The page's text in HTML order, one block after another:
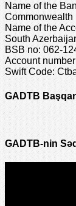
Name of the
Commonwealth
Name of the
South
BSB no: 062-
Account
Swift Code:
GADTB
GADTB-nin